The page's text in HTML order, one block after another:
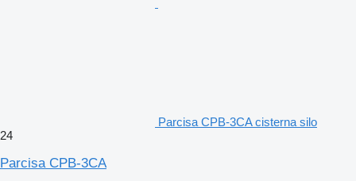
Parcisa CPB-3CA cisterna silo
24
Parcisa CPB-3CA